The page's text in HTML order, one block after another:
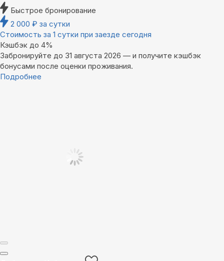
Быстрое бронирование
2 000 ₽ за сутки
Стоимость за 1 сутки при заезде сегодня
Кэшбэк до 4%
Забронируйте до 31 августа 2026 — и получите кэшбэк
бонусами после оценки проживания.
Подробнее